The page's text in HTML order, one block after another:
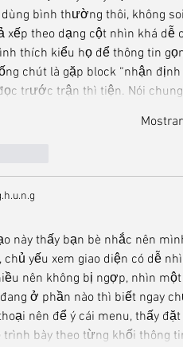
bình thường thôi, không
xếp theo dạng cột nhìn khá
thích kiểu họ để thông tin
chút là gặp block “nhận
trước trận thì tiện. Nói
này thấy bạn bè nhắc nên
chủ yếu xem giao diện có dễ
nên không bị ngợp, nhìn
ở phần nào thì biết ngay
nên để ý cái menu, thấy
bày theo từng khối thông